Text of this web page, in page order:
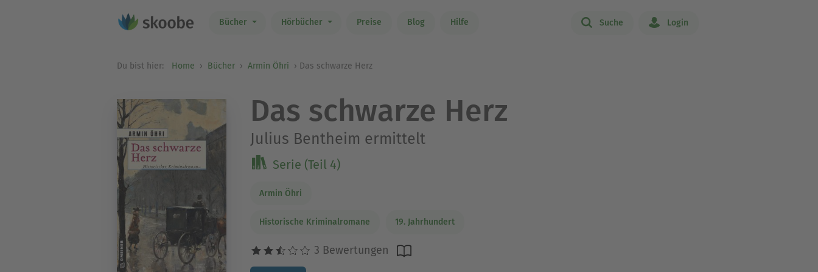
Bücher Hörbücher Preise Blog Hilfe Suche Login
Du bist hier: Home Bücher Armin Öhri Das schwarze Herz
Das schwarze Herz
Julius Bentheim ermittelt
Serie (Teil 4)
Armin Öhri
Historische Kriminalromane 19. Jahrhundert
3 Bewertungen